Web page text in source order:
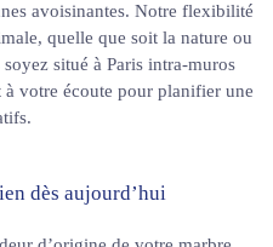
avoisinantes. Notre flexibilité
quelle que soit la nature ou
situé à Paris intra-muros
votre écoute pour planifier une
dès aujourd’hui